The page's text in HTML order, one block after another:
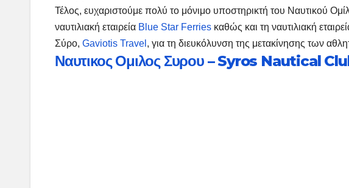
Τέλος, ευχαριστούμε πολύ το μόνιμο υποστηρικτή του Ναυτικού
ναυτιλιακή εταιρεία Blue Star Ferries καθώς και τη ναυτιλιακή
Σύρο, Gaviotis Travel , για τη διευκόλυνση της μετακίνησης των
Ναυτικος Ομιλος Συρου – Syros Nautical